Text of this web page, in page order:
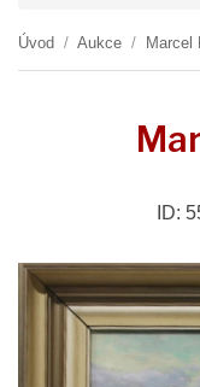
Úvod / Aukce / Marcel
ID: